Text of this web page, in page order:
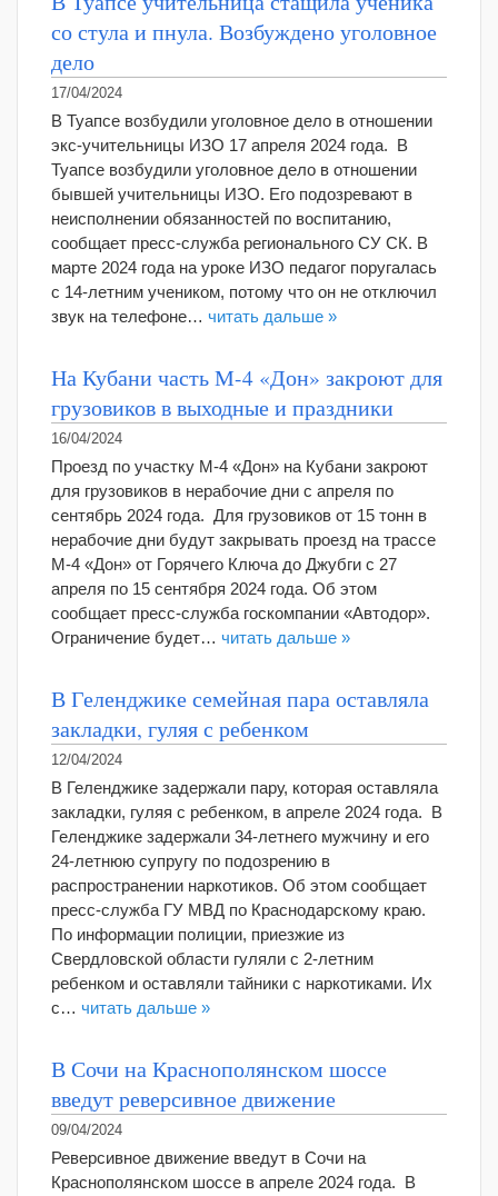
со стула и пнула. Возбуждено уголовное
дело
17/04/2024
В Туапсе возбудили уголовное дело в отношении
экс-учительницы ИЗО 17 апреля 2024 года. В
Туапсе возбудили уголовное дело в отношении
бывшей учительницы ИЗО. Его подозревают в
неисполнении обязанностей по воспитанию,
сообщает пресс-служба регионального СУ СК. В
марте 2024 года на уроке ИЗО педагог поругалась
с 14-летним учеником, потому что он не отключил
звук на телефоне… читать дальше »
На Кубани часть М-4 «Дон» закроют для
грузовиков в выходные и праздники
16/04/2024
Проезд по участку М-4 «Дон» на Кубани закроют
для грузовиков в нерабочие дни с апреля по
сентябрь 2024 года. Для грузовиков от 15 тонн в
нерабочие дни будут закрывать проезд на трассе
М-4 «Дон» от Горячего Ключа до Джубги с 27
апреля по 15 сентября 2024 года. Об этом
сообщает пресс-служба госкомпании «Автодор».
Ограничение будет… читать дальше »
В Геленджике семейная пара оставляла
закладки, гуляя с ребенком
12/04/2024
В Геленджике задержали пару, которая оставляла
закладки, гуляя с ребенком, в апреле 2024 года. В
Геленджике задержали 34-летнего мужчину и его
24-летнюю супругу по подозрению в
распространении наркотиков. Об этом сообщает
пресс-служба ГУ МВД по Краснодарскому краю.
По информации полиции, приезжие из
Свердловской области гуляли с 2-летним
ребенком и оставляли тайники с наркотиками. Их
с… читать дальше »
В Сочи на Краснополянском шоссе
введут реверсивное движение
09/04/2024
Реверсивное движение введут в Сочи на
Краснополянском шоссе в апреле 2024 года. В